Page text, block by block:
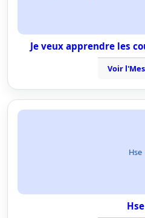
Je veux apprendre les
Voir
Hse
Hse